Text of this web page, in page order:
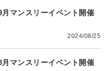
マンスリーイベント開催
2024/08/25
マンスリーイベント開催